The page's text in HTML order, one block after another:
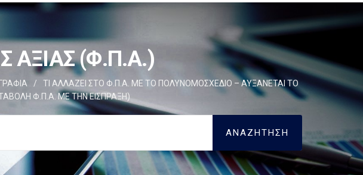
ΑΞΙΑΣ (Φ.Π.Α.)
/
ΤΙ ΑΛΛΑΖΕΙ ΣΤΟ Φ.Π.Α. ΜΕ ΤΟ ΠΟΛΥΝΟΜΟΣΧΕΔΙΟ – ΑΥΞΑΝΕΤΑΙ ΤΟ
Φ.Π.Α. ΜΕ ΤΗΝ ΕΙΣΠΡΑΞΗ)